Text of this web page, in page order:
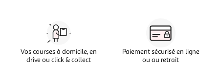
Vos courses à domicile, en
drive ou click & collect
Paiement sécurisé en ligne
ou au retrait